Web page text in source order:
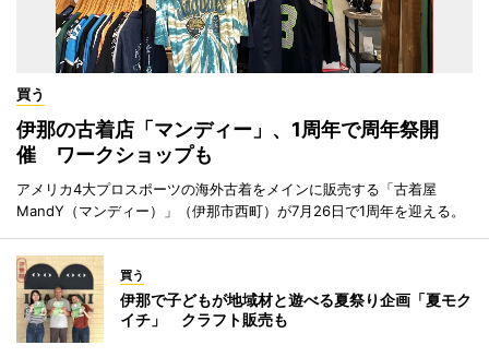
買う
伊那の古着店「マンディー」、1周年で周年祭開
催 ワークショップも
アメリカ4大プロスポーツの海外古着をメインに販売する「古着屋
MandY（マンディー）」（伊那市西町）が7月26日で1周年を迎える。
買う
伊那で子どもが地域材と遊べる夏祭り企画「夏モク
イチ」 クラフト販売も